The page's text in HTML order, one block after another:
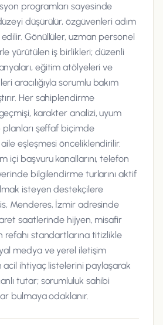
programları sayesinde
düşürülür, özgüvenleri adım
Gönüllüler, uzman personel
yürütülen iş birlikleri; düzenli
eğitim atölyeleri ve
aracılığıyla sorumlu bakım
Her sahiplendirme
karakter analizi, uyum
şeffaf biçimde
eşleşmesi önceliklendirilir.
içi başvuru kanallarını, telefon
yerinde bilgilendirme turlarını aktif
isteyen destekçilere
Menderes, İzmir adresinde
saatlerinde hijyen, misafir
refahı standartlarına titizlikle
medya ve yerel iletişim
acil ihtiyaç listelerini paylaşarak
tutar; sorumluluk sahibi
bulmaya odaklanır.